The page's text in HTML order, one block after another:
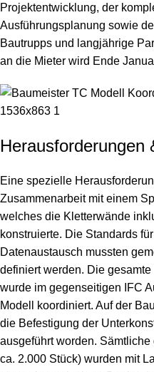
Projektentwicklung, der
Ausführungsplanung sowie
Bautrupps und langjährige
an die Mieter wird Ende
Herausforderungen
Eine spezielle
Zusammenarbeit mit einem
welches die Kletterwände
konstruierte. Die Standards
Datenaustausch mussten
definiert werden. Die
wurde im gegenseitigen IFC
Modell koordiniert. Auf der
die Befestigung der
ausgeführt worden.
ca. 2.000 Stück) wurden mit